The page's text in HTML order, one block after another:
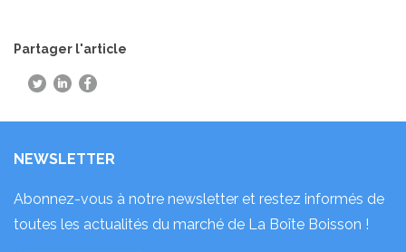
Partager l'article
NEWSLETTER
Abonnez-vous à notre newsletter et restez informés de
toutes les actualités du marché de La Boîte Boisson !